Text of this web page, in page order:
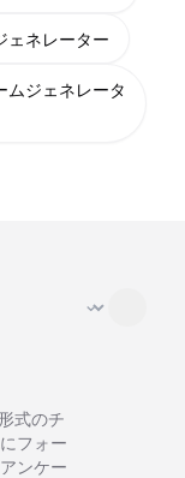
ェネレーター
ムジェネレータ
⌄
式のチ
フォー
ンケー